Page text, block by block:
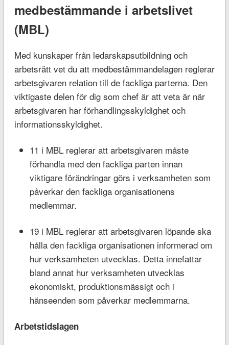
medbestämmande i arbetslivet
(MBL)
Med kunskaper från ledarskapsutbildning och
arbetsrätt vet du att medbestämmandelagen reglerar
arbetsgivaren relation till de fackliga parterna. Den
viktigaste delen för dig som chef är att veta är när
arbetsgivaren har förhandlingsskyldighet och
informationsskyldighet.
11 i MBL reglerar att arbetsgivaren måste
förhandla med den fackliga parten innan
viktigare förändringar görs i verksamheten som
påverkar den fackliga organisationens
medlemmar.
19 i MBL reglerar att arbetsgivaren löpande ska
hålla den fackliga organisationen informerad om
hur verksamheten utvecklas. Detta innefattar
bland annat hur verksamheten utvecklas
ekonomiskt, produktionsmässigt och i
hänseenden som påverkar medlemmarna.
Arbetstidslagen